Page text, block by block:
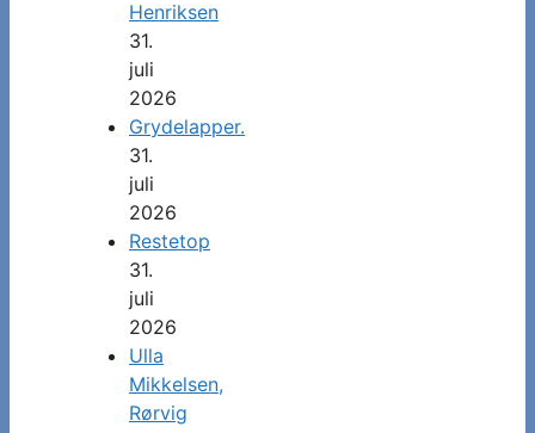
Henriksen
31.
juli
2026
Grydelapper.
31.
juli
2026
Restetop
31.
juli
2026
Ulla
Mikkelsen,
Rørvig